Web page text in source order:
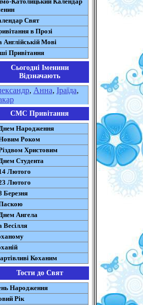
Свят
в Прозі
Англійській Мові
Привітання
Сьогодні Іменини
Відзначають
, Анна, Іраїда,
СМС Привітання
Народження
Роком
Христовим
Студента
Лютого
Лютого
Березня
Ангела
Весілля
Коханим
Тости до Свят
Народження
Рік